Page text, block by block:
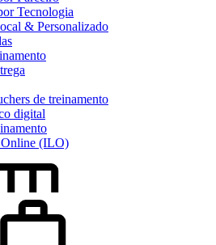
Tecnologia
& Personalizado
de treinamento
digital
(ILO)